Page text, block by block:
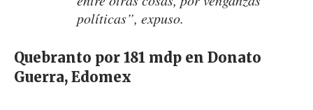
políticas”, expuso.
Quebranto por 181 mdp en Donato
Guerra, Edomex